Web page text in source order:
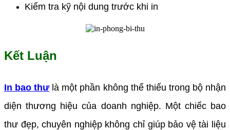
Kiểm tra kỹ nội dung trước khi in
Kết Luận
In bao thư là một phần không thể thiếu trong bộ nhận
diện thương hiệu của doanh nghiệp. Một chiếc bao
thư đẹp, chuyên nghiệp không chỉ giúp bảo vệ tài liệu